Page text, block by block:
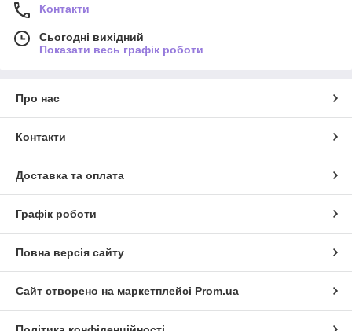
Контакти
Сьогодні вихідний
Показати весь графік роботи
Про нас
Контакти
Доставка та оплата
Графік роботи
Повна версія сайту
Сайт створено на маркетплейсі Prom.ua